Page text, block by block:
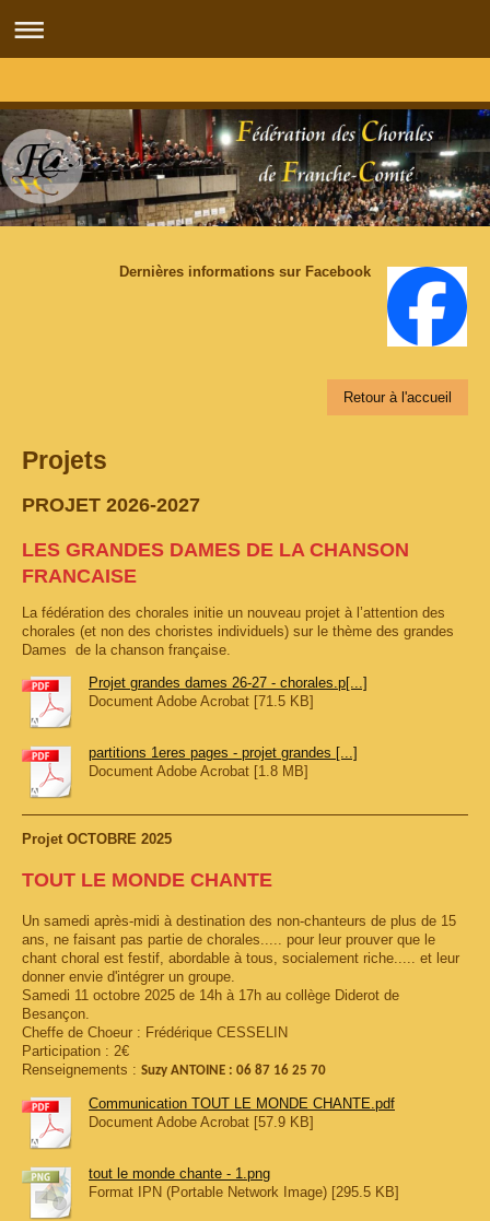
Dernières informations sur Facebook
Retour à l'accueil
Projets
PROJET 2026-2027
LES GRANDES DAMES DE LA CHANSON
FRANCAISE
La fédération des chorales initie un nouveau projet à l’attention des
chorales (et non des choristes individuels) sur le thème des grandes
Dames de la chanson française.
Projet grandes dames 26-27 - chorales.p[...]
Document Adobe Acrobat [71.5 KB]
partitions 1eres pages - projet grandes [...]
Document Adobe Acrobat [1.8 MB]
Projet OCTOBRE 2025
TOUT LE MONDE CHANTE
Un samedi après-midi à destination des non-chanteurs de plus de 15
ans, ne faisant pas partie de chorales..... pour leur prouver que le
chant choral est festif, abordable à tous, socialement riche..... et leur
donner envie d'intégrer un groupe.
Samedi 11 octobre 2025 de 14h à 17h au collège Diderot de
Besançon.
Cheffe de Choeur : Frédérique CESSELIN
Participation : 2€
Renseignements : Suzy ANTOINE : 06 87 16 25 70
Communication TOUT LE MONDE CHANTE.pdf
Document Adobe Acrobat [57.9 KB]
tout le monde chante - 1.png
Format IPN (Portable Network Image) [295.5 KB]